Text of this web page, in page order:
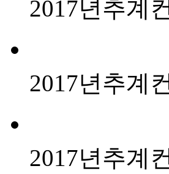
2017년추계
2017년추계
2017년추계